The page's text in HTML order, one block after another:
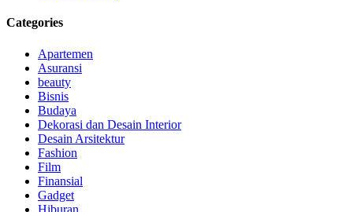
Categories
Apartemen
Asuransi
beauty
Bisnis
Budaya
Dekorasi dan Desain Interior
Desain Arsitektur
Fashion
Film
Finansial
Gadget
Hiburan